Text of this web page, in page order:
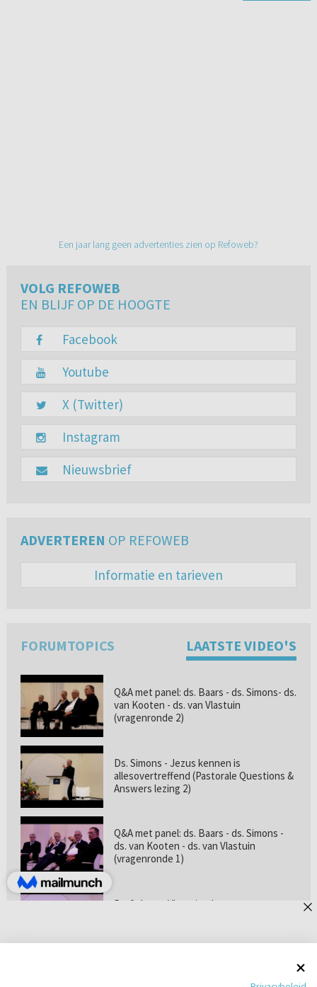
Een jaar lang geen advertenties zien op Refoweb?
VOLG REFOWEB
EN BLIJF OP DE HOOGTE
Facebook
Youtube
X (Twitter)
Instagram
Nieuwsbrief
ADVERTEREN OP REFOWEB
Informatie en tarieven
FORUMTOPICS LAATSTE VIDEO'S
Q&A met panel: ds. Baars - ds. Simons- ds.
van Kooten - ds. van Vlastuin
(vragenronde 2)
Ds. Simons - Jezus kennen is
allesovertreffend (Pastorale Questions &
Answers lezing 2)
Q&A met panel: ds. Baars - ds. Simons -
ds. van Kooten - ds. van Vlastuin
(vragenronde 1)
Prof. dr. van Vlastuin - Is